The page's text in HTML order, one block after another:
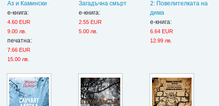
Аз и Камински
е-книга:
4.60 EUR
9.00 лв.
печатна:
7.66 EUR
15.00 лв.
Загадъчна смърт
е-книга:
2.55 EUR
5.00 лв.
2: Повелителката на
дима
е-книга:
6.64 EUR
12.99 лв.